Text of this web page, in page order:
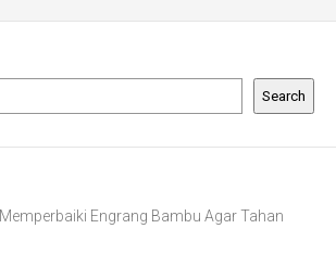
Search
Engrang Bambu Agar Tahan